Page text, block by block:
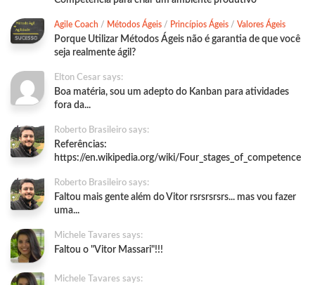
Agile Coach / Métodos Ágeis / Princípios Ágeis / Valores Ágeis
Porque Utilizar Métodos Ágeis não é garantia de que você
seja realmente ágil?
Elton Cesar says:
Boa matéria, sou um adepto do Kanban para atividades
fora da...
Roberto Brasileiro says:
Referências:
https://en.wikipedia.org/wiki/Four_stages_of_competence
Roberto Brasileiro says:
Faltou mais gente além do Vitor rsrsrsrsrs... mas vou fazer
uma...
Michele Tavares says:
Faltou o "Vitor Massari"!!!
Michele Tavares says: